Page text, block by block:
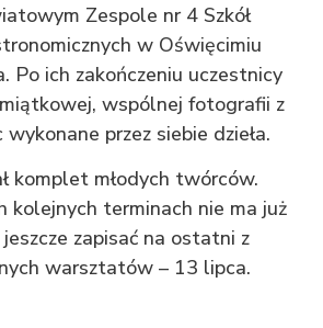
Zespole nr 4 Szkół
w Oświęcimiu
Po ich zakończeniu uczestnicy
wspólnej fotografii z
przez siebie dzieła.
komplet młodych twórców.
kolejnych terminach nie ma już
zapisać na ostatni z
warsztatów – 13 lipca.